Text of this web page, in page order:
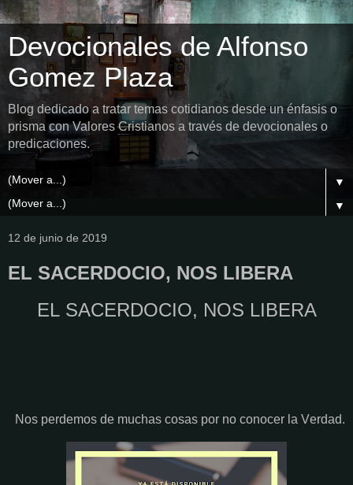
Devocionales de Alfonso
Gomez Plaza
Blog dedicado a tratar temas cotidianos desde un énfasis o
prisma con Valores Cristianos a través de devocionales o
predicaciones.
▼
▼
12 de junio de 2019
EL SACERDOCIO, NOS LIBERA
EL SACERDOCIO, NOS LIBERA
Nos perdemos de muchas cosas por no conocer la Verdad.